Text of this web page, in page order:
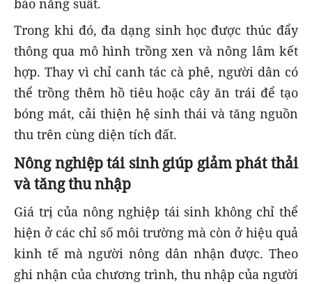
bảo năng suất.
Trong khi đó, đa dạng sinh học được thúc đẩy
thông qua mô hình trồng xen và nông lâm kết
hợp. Thay vì chỉ canh tác cà phê, người dân có
thể trồng thêm hồ tiêu hoặc cây ăn trái để tạo
bóng mát, cải thiện hệ sinh thái và tăng nguồn
thu trên cùng diện tích đất.
Nông nghiệp tái sinh giúp giảm phát thải
và tăng thu nhập
Giá trị của nông nghiệp tái sinh không chỉ thể
hiện ở các chỉ số môi trường mà còn ở hiệu quả
kinh tế mà người nông dân nhận được. Theo
ghi nhận của chương trình, thu nhập của người